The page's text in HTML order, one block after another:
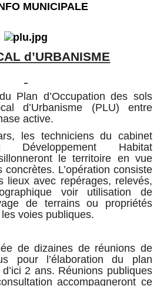
MUNICIPALE
d’URBANISME
Plan d’Occupation des sols
d’Urbanisme (PLU) entre
active.
les techniciens du cabinet
Développement Habitat
le territoire en vue
L’opération consiste
lieux avec repérages, relevés,
voir utilisation de
de terrains ou propriétés
voies publiques.
de dizaines de réunions de
pour l’élaboration du plan
2 ans. Réunions publiques
accompagneront ce